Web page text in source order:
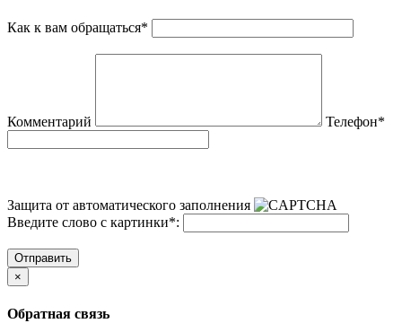
Как к вам обращаться*
Комментарий Телефон*
Защита от автоматического заполнения
Введите слово с картинки*:
Отправить
×
Обратная связь